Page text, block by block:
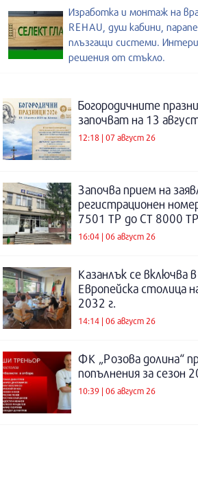
Изработка и монтаж на
REHAU, душ кабини,
плъзгащи системи.
решения от стъкло.
Богородичните
започват на 13
12:18 | 07 август 26
Започва прием на
регистрационен
7501 ТР до СТ 8000 ТР
16:04 | 06 август 26
Казанлък се включва
Европейска столица
2032 г.
14:14 | 06 август 26
ФК „Розова долина“
попълнения за сезон
10:39 | 06 август 26